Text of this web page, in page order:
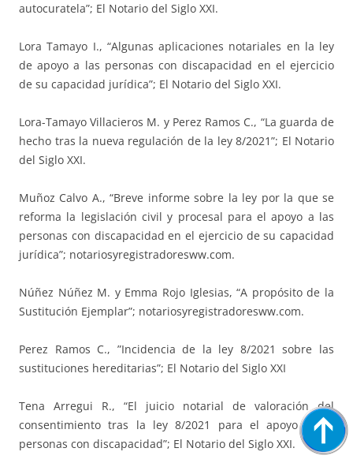
autocuratela”; El Notario del Siglo XXI.
Lora Tamayo I., “Algunas aplicaciones notariales en la ley
de apoyo a las personas con discapacidad en el ejercicio
de su capacidad jurídica”; El Notario del Siglo XXI.
Lora-Tamayo Villacieros M. y Perez Ramos C., “La guarda de
hecho tras la nueva regulación de la ley 8/2021”; El Notario
del Siglo XXI.
Muñoz Calvo A., “Breve informe sobre la ley por la que se
reforma la legislación civil y procesal para el apoyo a las
personas con discapacidad en el ejercicio de su capacidad
jurídica”; notariosyregistradoresww.com.
Núñez Núñez M. y Emma Rojo Iglesias, “A propósito de la
Sustitución Ejemplar”; notariosyregistradoresww.com.
Perez Ramos C., ”Incidencia de la ley 8/2021 sobre las
sustituciones hereditarias”; El Notario del Siglo XXI
Tena Arregui R., “El juicio notarial de valoración del
consentimiento tras la ley 8/2021 para el apoyo a las
personas con discapacidad”; El Notario del Siglo XXI.